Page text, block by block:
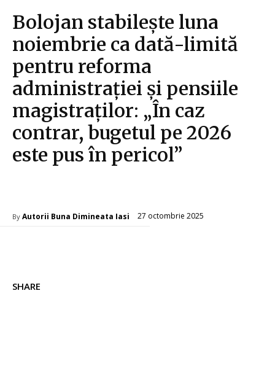
Bolojan stabilește luna
noiembrie ca dată-limită
pentru reforma
administrației și pensiile
magistraților: „În caz
contrar, bugetul pe 2026
este pus în pericol”
By Autorii Buna Dimineata Iasi 27 octombrie 2025
SHARE